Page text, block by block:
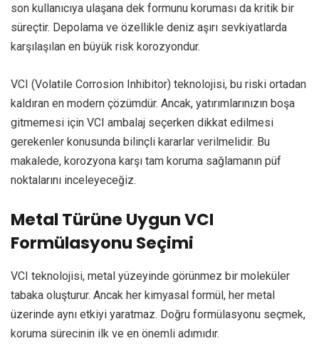
son kullanıcıya ulaşana dek formunu koruması da kritik bir
süreçtir. Depolama ve özellikle deniz aşırı sevkiyatlarda
karşılaşılan en büyük risk korozyondur.
VCI (Volatile Corrosion Inhibitor) teknolojisi, bu riski ortadan
kaldıran en modern çözümdür. Ancak, yatırımlarınızın boşa
gitmemesi için VCI ambalaj seçerken dikkat edilmesi
gerekenler konusunda bilinçli kararlar verilmelidir. Bu
makalede, korozyona karşı tam koruma sağlamanın püf
noktalarını inceleyeceğiz.
Metal Türüne Uygun VCI
Formülasyonu Seçimi
VCI teknolojisi, metal yüzeyinde görünmez bir moleküler
tabaka oluşturur. Ancak her kimyasal formül, her metal
üzerinde aynı etkiyi yaratmaz. Doğru formülasyonu seçmek,
koruma sürecinin ilk ve en önemli adımıdır.